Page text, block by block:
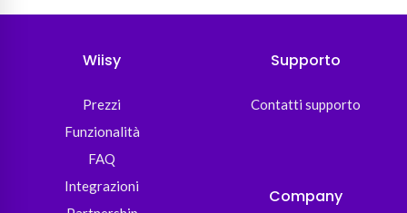
Wiisy
Prezzi
Funzionalità
FAQ
Integrazioni
Supporto
Contatti supporto
Company